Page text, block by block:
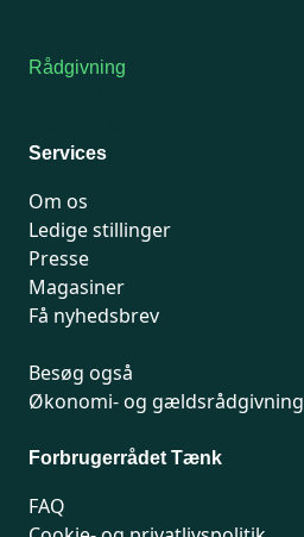
Rådgivning
Services
Om os
Ledige stillinger
Presse
Magasiner
Få nyhedsbrev
Besøg også
Økonomi- og gældsrådgivning
Forbrugerrådet Tænk
FAQ